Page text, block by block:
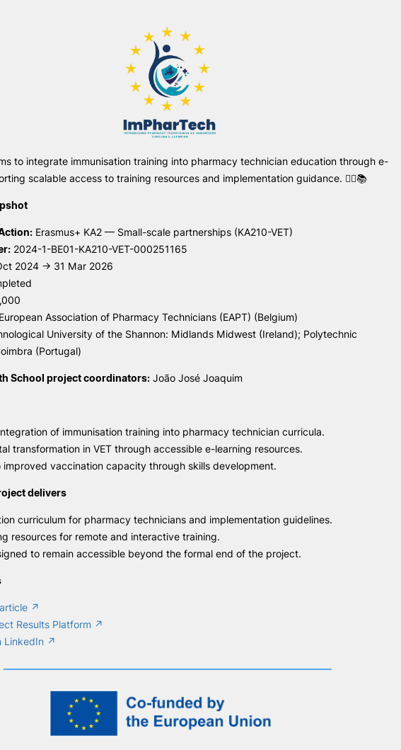
Search
to integrate immunisation training into pharmacy technician education through e-
scalable access to training resources and implementation guidance. 🧑‍⚕️📚
Erasmus+ KA2 — Small-scale partnerships (KA210-VET)
2024-1-BE01-KA210-VET-000251165
2024 → 31 Mar 2026
European Association of Pharmacy Technicians (EAPT) (Belgium)
University of the Shannon: Midlands Midwest (Ireland); Polytechnic
(Portugal)
School project coordinators: João José Joaquim
of immunisation training into pharmacy technician curricula.
transformation in VET through accessible e-learning resources.
improved vaccination capacity through skills development.
delivers
curriculum for pharmacy technicians and implementation guidelines.
resources for remote and interactive training.
to remain accessible beyond the formal end of the project.
↗
Results Platform ↗
LinkedIn ↗